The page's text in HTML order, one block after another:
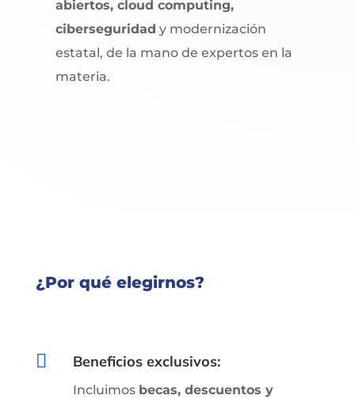
abiertos, cloud computing,
ciberseguridad y modernización
estatal, de la mano de expertos en la
materia.
¿Por qué elegirnos?
 Beneficios exclusivos:
Incluimos becas, descuentos y